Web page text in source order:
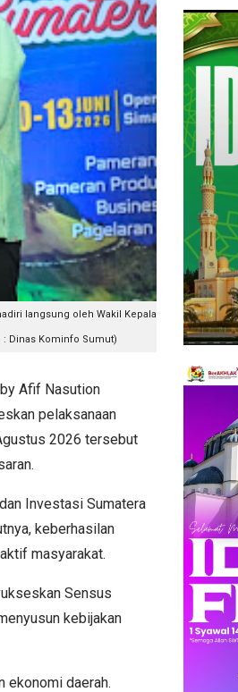
langsung oleh Wakil Kepala
: Dinas Kominfo Sumut)
Afif Nasution
pelaksanaan
2026 tersebut
Investasi Sumatera
keberhasilan
masyarakat.
Sensus
kebijakan
ekonomi daerah.